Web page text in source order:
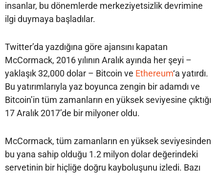
insanlar, bu dönemlerde merkeziyetsizlik devrimine
ilgi duymaya başladılar.
Twitter’da yazdığına göre ajansını kapatan
McCormack, 2016 yılının Aralık ayında her şeyi –
yaklaşık 32,000 dolar – Bitcoin ve Ethereum‘a yatırdı.
Bu yatırımlarıyla yaz boyunca zengin bir adamdı ve
Bitcoin’in tüm zamanların en yüksek seviyesine çıktığı
17 Aralık 2017’de bir milyoner oldu.
McCormack, tüm zamanların en yüksek seviyesinden
bu yana sahip olduğu 1.2 milyon dolar değerindeki
servetinin bir hiçliğe doğru kayboluşunu izledi. Bazı